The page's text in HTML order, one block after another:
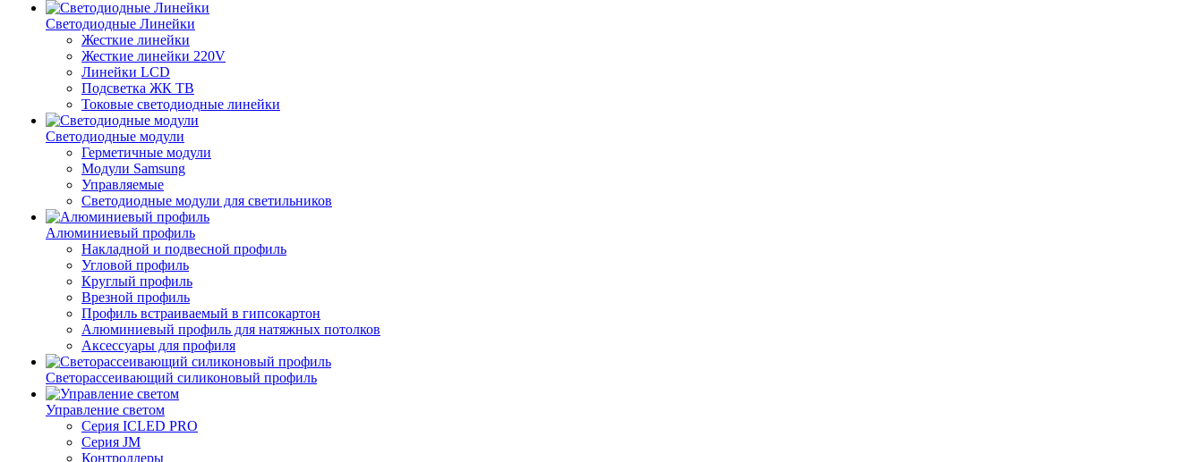
Светодиодные Линейки
Жесткие линейки
Жесткие линейки 220V
Линейки LCD
Подсветка ЖК ТВ
Токовые светодиодные линейки
Светодиодные модули
Герметичные модули
Модули Samsung
Управляемые
Светодиодные модули для светильников
Алюминиевый профиль
Накладной и подвесной профиль
Угловой профиль
Круглый профиль
Врезной профиль
Профиль встраиваемый в гипсокартон
Алюминиевый профиль для натяжных потолков
Аксессуары для профиля
Светорассеивающий силиконовый профиль
Управление светом
Серия ICLED PRO
Серия JM
Контроллеры